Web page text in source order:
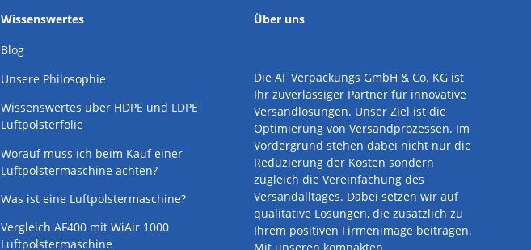
Wissenswertes
Blog
Unsere Philosophie
Wissenswertes über HDPE und LDPE
Luftpolsterfolie
Worauf muss ich beim Kauf einer
Luftpolstermaschine achten?
Was ist eine Luftpolstermaschine?
Vergleich AF400 mit WiAir 1000
Luftpolstermaschine
Über uns
Die AF Verpackungs GmbH & Co. KG ist
Ihr zuverlässiger Partner für innovative
Versandlösungen. Unser Ziel ist die
Optimierung von Versandprozessen. Im
Vordergrund stehen dabei nicht nur die
Reduzierung der Kosten sondern
zugleich die Vereinfachung des
Versandalltages. Dabei setzen wir auf
qualitative Lösungen, die zusätzlich zu
Ihrem positiven Firmenimage beitragen.